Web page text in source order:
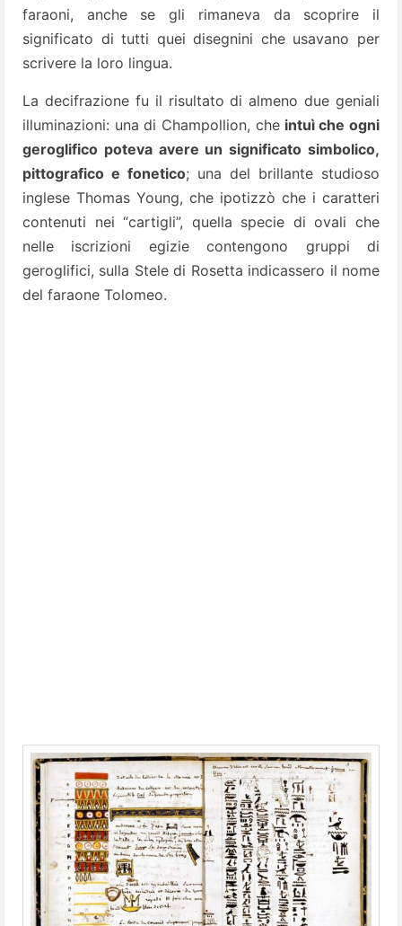
faraoni, anche se gli rimaneva da scoprire il
significato di tutti quei disegnini che usavano per
scrivere la loro lingua.
La decifrazione fu il risultato di almeno due geniali
illuminazioni: una di Champollion, cheintuì che ogni
geroglifico poteva avere un significato simbolico,
pittografico e fonetico; una del brillante studioso
inglese Thomas Young, che ipotizzò che i caratteri
contenuti nei “cartigli”, quella specie di ovali che
nelle iscrizioni egizie contengono gruppi di
geroglifici, sulla Stele di Rosetta indicassero il nome
del faraone Tolomeo.